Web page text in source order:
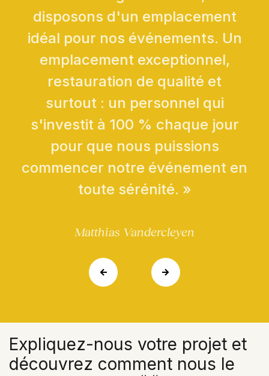
disposons d'un emplacement
idéal pour nos événements. Un
emplacement exceptionnel,
restauration de qualité et
surtout : un personnel qui
s'investit à 100 % chaque jour
pour que nous puissions
commencer notre événement en
toute sérénité. »
Matthias Vandercleyen
Expliquez-nous votre projet et
découvrez comment nous le